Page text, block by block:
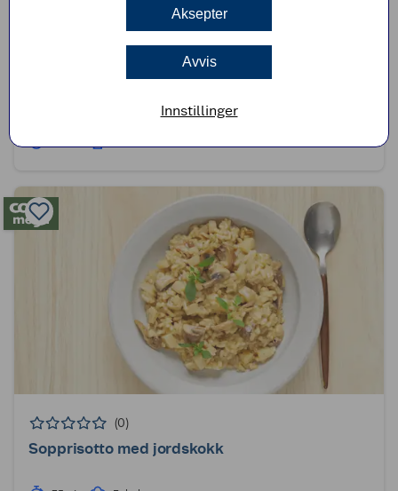
(0)
Sopprisotto med jordskokk
Aksepter
Avvis
Innstillinger